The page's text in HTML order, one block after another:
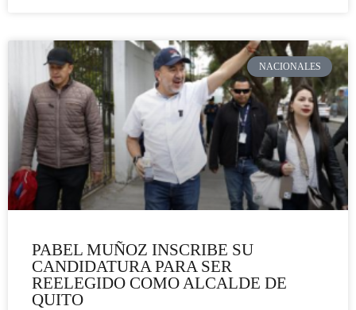
NACIONALES
PABEL MUÑOZ INSCRIBE SU
CANDIDATURA PARA SER
REELEGIDO COMO ALCALDE DE
QUITO